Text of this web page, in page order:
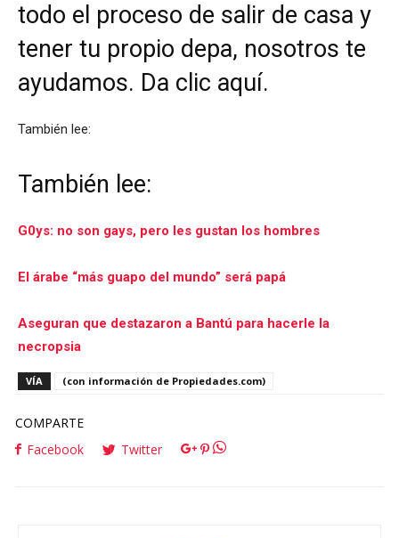
todo el proceso de salir de casa y
tener tu propio depa, nosotros te
ayudamos. Da clic aquí.
También lee:
También lee:
G0ys: no son gays, pero les gustan los hombres
El árabe “más guapo del mundo” será papá
Aseguran que destazaron a Bantú para hacerle la
necropsia
VÍA (con información de Propiedades.com)
COMPARTE
Facebook
Twitter